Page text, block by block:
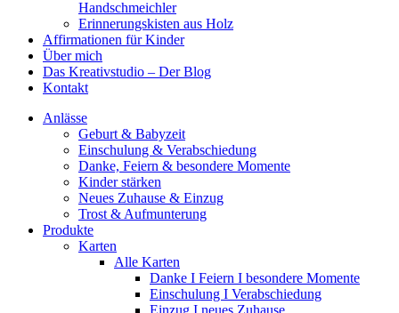
Handschmeichler
Erinnerungskisten aus Holz
Affirmationen für Kinder
Über mich
Das Kreativstudio – Der Blog
Kontakt
Anlässe
Geburt & Babyzeit
Einschulung & Verabschiedung
Danke, Feiern & besondere Momente
Kinder stärken
Neues Zuhause & Einzug
Trost & Aufmunterung
Produkte
Karten
Alle Karten
Danke I Feiern I besondere Momente
Einschulung I Verabschiedung
Einzug I neues Zuhause